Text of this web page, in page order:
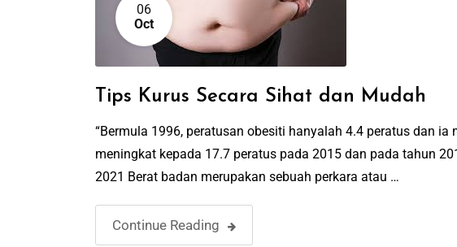
06
Oct
Tips Kurus Secara Sihat dan Mudah
“Bermula 1996, peratusan obesiti hanyalah 4.4 peratus dan
meningkat kepada 17.7 peratus pada 2015 dan pada tahun
2021 Berat badan merupakan sebuah perkara atau …
Continue Reading